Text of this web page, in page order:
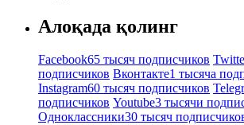
Алоқада қолинг
Facebook65 тысяч подписчиков
подписчиков Вконтакте1 тысяча
Instagram60 тысяч подписчиков
подписчиков Youtube3 тысячи
Одноклассники30 тысяч